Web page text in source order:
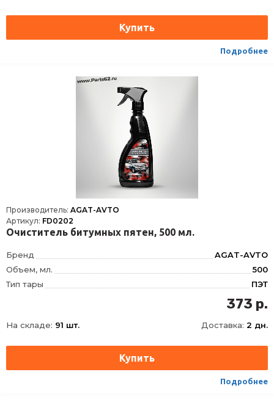
Подробнее
Производитель: AGAT-AVTO
Артикул: FD0202
Очиститель битумных пятен, 500 мл.
Бренд
AGAT-AVTO
Объем, мл.
500
Тип тары
ПЭТ
373 р.
На складе: 91 шт. Доставка: 2 дн.
Подробнее